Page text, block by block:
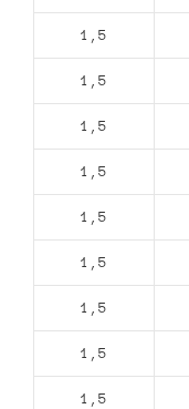
1,5
1,5
1,5
1,5
1,5
1,5
1,5
1,5
1,5